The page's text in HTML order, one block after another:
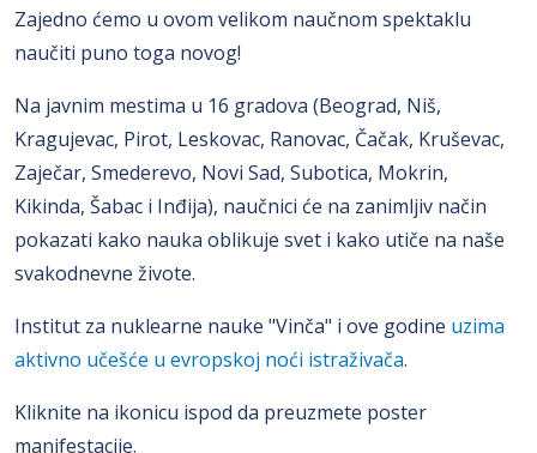
Zajedno ćemo u ovom velikom naučnom spektaklu
naučiti puno toga novog!
Na javnim mestima u 16 gradova (Beograd, Niš,
Kragujevac, Pirot, Leskovac, Ranovac, Čačak, Kruševac,
Zaječar, Smederevo, Novi Sad, Subotica, Mokrin,
Kikinda, Šabac i Inđija), naučnici će na zanimljiv način
pokazati kako nauka oblikuje svet i kako utiče na naše
svakodnevne živote.
Institut za nuklearne nauke "Vinča" i ove godine uzima
aktivno učešće u evropskoj noći istraživača.
Kliknite na ikonicu ispod da preuzmete poster
manifestacije.